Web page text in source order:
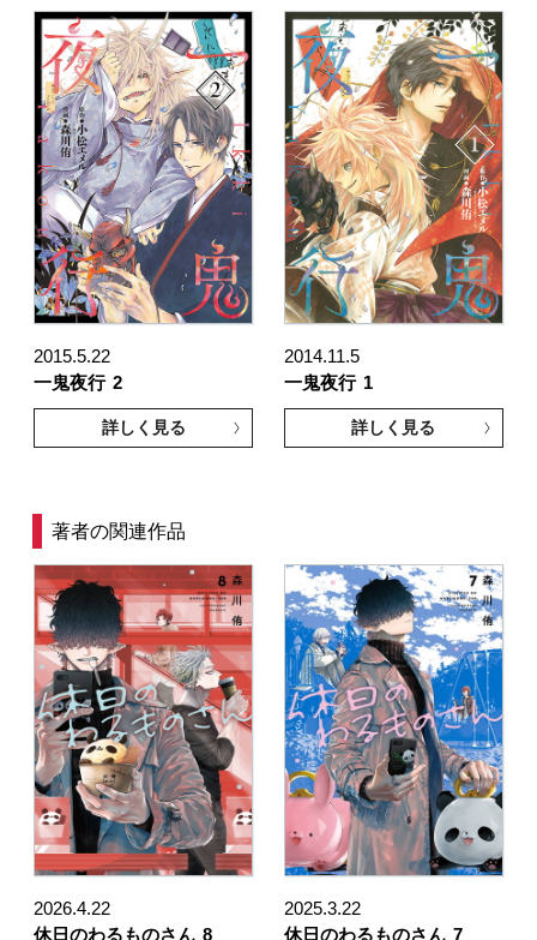
2015.5.22
一鬼夜行 2
詳しく見る
2014.11.5
一鬼夜行 1
詳しく見る
著者の関連作品
2026.4.22
休日のわるものさん 8
2025.3.22
休日のわるものさん 7